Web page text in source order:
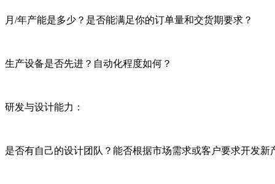
月/年产能是多少？是否能满足你的订单量和交货期要求？
生产设备是否先进？自动化程度如何？
研发与设计能力：
是否有自己的设计团队？能否根据市场需求或客户要求开发新